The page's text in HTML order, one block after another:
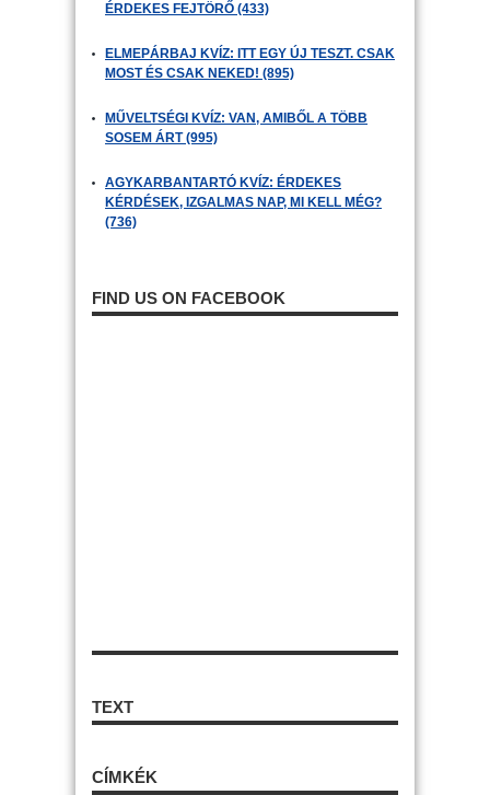
ÉRDEKES FEJTÖRŐ (433)
ELMEPÁRBAJ KVÍZ: ITT EGY ÚJ TESZT. CSAK
MOST ÉS CSAK NEKED! (895)
MŰVELTSÉGI KVÍZ: VAN, AMIBŐL A TÖBB
SOSEM ÁRT (995)
AGYKARBANTARTÓ KVÍZ: ÉRDEKES
KÉRDÉSEK, IZGALMAS NAP, MI KELL MÉG?
(736)
FIND US ON FACEBOOK
TEXT
CÍMKÉK